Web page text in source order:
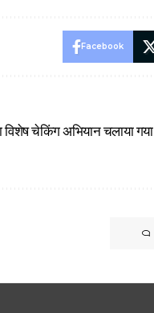
Facebook
विशेष चेकिंग अभियान चलाया